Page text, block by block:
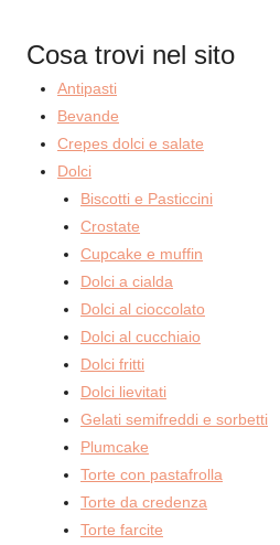
Cosa trovi nel sito
Antipasti
Bevande
Crepes dolci e salate
Dolci
Biscotti e Pasticcini
Crostate
Cupcake e muffin
Dolci a cialda
Dolci al cioccolato
Dolci al cucchiaio
Dolci fritti
Dolci lievitati
Gelati semifreddi e sorbetti
Plumcake
Torte con pastafrolla
Torte da credenza
Torte farcite